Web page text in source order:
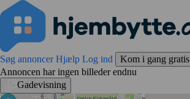
Søg annoncerHjælp Log ind
Kom i gang gratis
Annoncen har ingen billeder endnu
Gadevisning